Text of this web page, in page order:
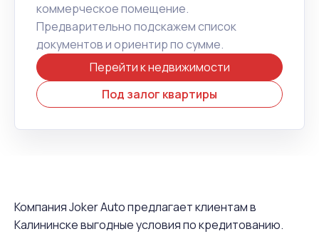
коммерческое помещение.
Предварительно подскажем список
документов и ориентир по сумме.
Перейти к недвижимости
Под залог квартиры
Компания Joker Auto предлагает клиентам в
Калининске выгодные условия по кредитованию.